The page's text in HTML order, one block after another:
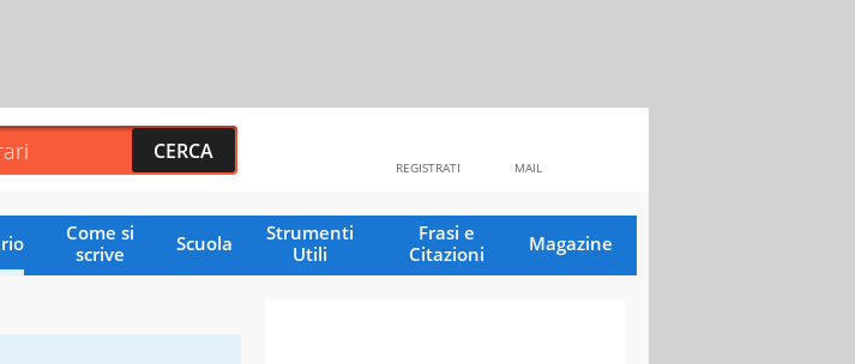
MAIL
REGISTRATI
Come si
scrive
Scuola
Strumenti
Utili
Frasi e
Citazioni
Magazine